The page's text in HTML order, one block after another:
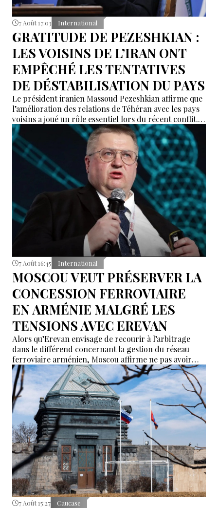
7 Août 17:03 International
GRATITUDE DE PEZESHKIAN :
LES VOISINS DE L’IRAN ONT
EMPÊCHÉ LES TENTATIVES
DE DÉSTABILISATION DU PAYS
Le président iranien Massoud Pezeshkian affirme que
l’amélioration des relations de Téhéran avec les pays
voisins a joué un rôle essentiel lors du récent conflit.
Selon lui, les États de la région auraient empêché des
tentatives d’infiltration et de troubles aux frontières
nord-ouest et sud-est de l’Iran.
7 Août 16:45 International
MOSCOU VEUT PRÉSERVER LA
CONCESSION FERROVIAIRE
EN ARMÉNIE MALGRÉ LES
TENSIONS AVEC EREVAN
Alors qu’Erevan envisage de recourir à l’arbitrage
dans le différend concernant la gestion du réseau
ferroviaire arménien, Moscou affirme ne pas avoir
reçu de demande officielle visant à mettre fin à la
concession du « Chemin de fer du Caucase du Sud ».
Le vice-Premier ministre russe Alexeï Overchouk
défend la poursuite de la concession et appelle au
dialogue.
7 Août 15:27 Caucase